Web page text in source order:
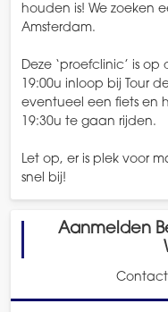
houden is! We zoeken
Amsterdam.
Deze ‘proefclinic’ is
19:00u inloop bij Tour
eventueel een fiets en
19:30u te gaan rijden.
Let op, er is plek voor
snel bij!
Aanmelden